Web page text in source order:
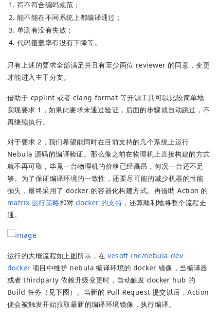
符不符合编码规范；
能不能在不同系统上都编译通过；
单测有没有失败；
代码覆盖率有没有下降等。
只有上述的要求全部满足并且有至少两位 reviewer 的同意，变更
才能进入主干分支。
借助于 cpplint 或者 clang-format 等开源工具可以比较简单地
实现要求 1，如果此要求未通过验证，后面的步骤就自动跳过，不
再继续执行。
对于要求 2，我们希望能同时在目前支持的几个系统上运行
Nebula 源码的编译验证。那么像之前在物理机上直接构建的方式
就不再可取，毕竟一台物理机的价格已经高昂，何况一台还不足
够。为了保证编译环境的一致性，还要尽可能的减少机器的性能
损失，最终采用了 docker 的容器化构建方式。再借助 Action 的
matrix 运行策略和对 docker 的支持 ，还算顺利地将整个流程走
通。
运行的大概流程如上图所示，在vesoft-inc/nebula-dev-
docker 项目中维护 nebula 编译环境的 docker 镜像，当编译器
或者 thirdparty 依赖升级变更时，自动触发 docker hub 的
Build 任务（见下图）。当新的 Pull Request 提交以后，Action
便会被触发开始拉取最新的编译环境镜像，执行编译。